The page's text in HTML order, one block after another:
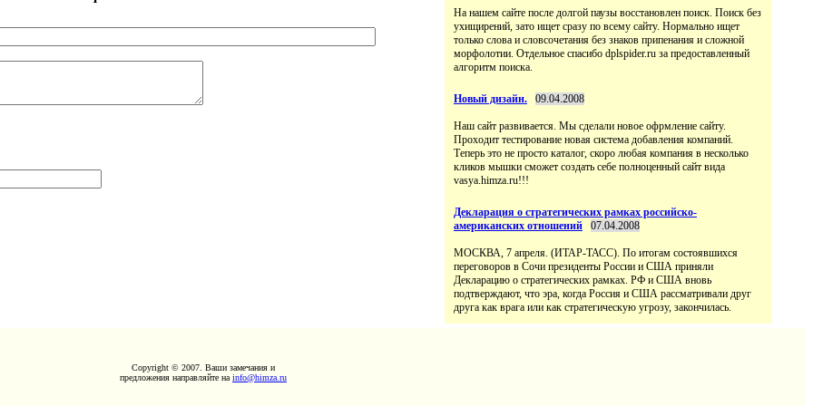
На нашем сайте после долгой паузы восстановлен поиск. Поиск без
ухищирений, зато ищет сразу по всему сайту. Нормально ищет
только слова и словсочетания без знаков припенания и сложной
морфолотии. Отдельное спасибо dplspider.ru за предоставленный
алгоритм поиска.
Новый дизайн. 09.04.2008
Наш сайт развивается. Мы сделали новое офрмление сайту.
Проходит тестирование новая система добавления компаний.
Теперь это не просто каталог, скоро любая компания в несколько
кликов мышки сможет создать себе полноценный сайт вида
vasya.himza.ru!!!
Декларация о стратегических рамках российско-
американских отношений
07.04.2008
МОСКВА, 7 апреля. (ИТАР-ТАСС). По итогам состоявшихся
переговоров в Сочи президенты России и США приняли
Декларацию о стратегических рамках. РФ и США вновь
подтверждают, что эра, когда Россия и США рассматривали друг
друга как врага или как стратегическую угрозу, закончилась.
Copyright © 2007. Ваши замечания и
предложения направляйте на info@himza.ru